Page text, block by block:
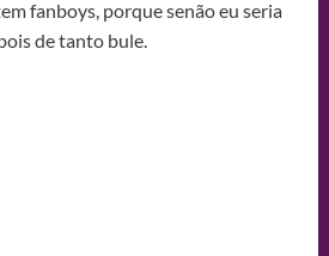
fanboys, porque senão eu seria
de tanto bule.